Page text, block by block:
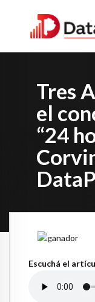
Tres
el
“24
Escuchá el